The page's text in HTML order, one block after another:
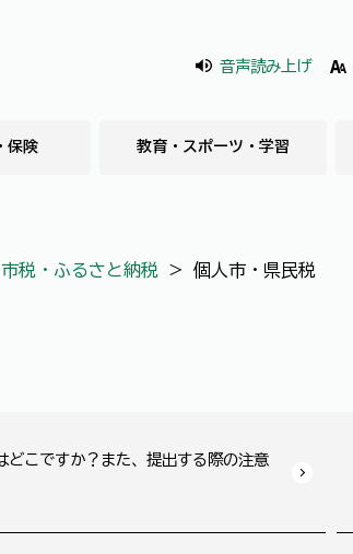
音声読み上げ
保険 教育・スポーツ・学習
市税・ふるさと納税 ＞ 個人市・県民税
どこですか？また、提出する際の注意